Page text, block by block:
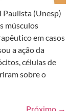
Paulista (Unesp)
músculos
em casos
a ação da
células de
sobre o
Próximo →